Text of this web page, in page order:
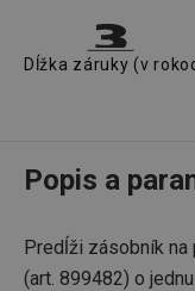
Dĺžka záruky (v
Popis a
Predĺži zásobník na
(art. 899482) o